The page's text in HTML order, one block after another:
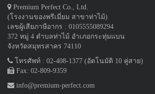
Premium Perfect Co., Ltd.
(โรงงานของพรีเมี่ยม สาขาท่าไม้)
เลขผู้เสียภาษีอากร : 0105555089294
372 หมู่ 4 ตำบลท่าไม้ อำเภอกระทุ่มแบน
จังหวัดสมุทรสาคร 74110
โทรศัพท์ : 02-408-1377 (อัตโนมัติ 10 คู่สาย)
Fax: 02-809-9359
info@premium-perfect.com